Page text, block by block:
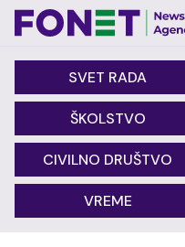
SVET RADA
ŠKOLSTVO
CIVILNO DRUŠTVO
VREME